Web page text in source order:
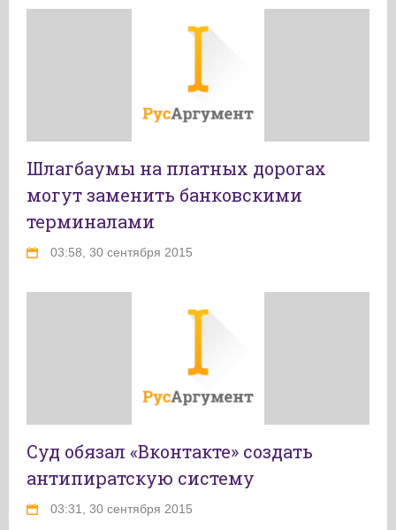
Шлагбаумы на платных дорогах
могут заменить банковскими
терминалами
03:58, 30 сентября 2015
Суд обязал «Вконтакте» создать
антипиратскую систему
03:31, 30 сентября 2015